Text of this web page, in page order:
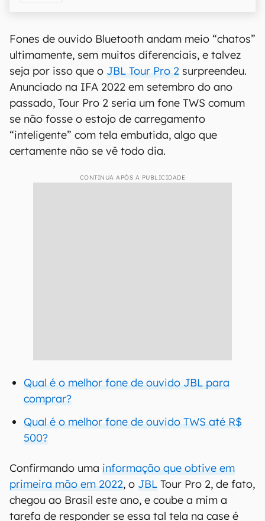
Fones de ouvido Bluetooth andam meio “chatos”
ultimamente, sem muitos diferenciais, e talvez
seja por isso que o JBL Tour Pro 2 surpreendeu.
Anunciado na IFA 2022 em setembro do ano
passado, Tour Pro 2 seria um fone TWS comum
se não fosse o estojo de carregamento
“inteligente” com tela embutida, algo que
certamente não se vê todo dia.
CONTINUA APÓS A PUBLICIDADE
Qual é o melhor fone de ouvido JBL para
comprar?
Qual é o melhor fone de ouvido TWS até R$
500?
Confirmando uma informação que obtive em
primeira mão em 2022, o JBL Tour Pro 2, de fato,
chegou ao Brasil este ano, e coube a mim a
tarefa de responder se essa tal tela na case é